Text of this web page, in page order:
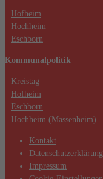
Hofheim
Hochheim
Eschborn
Kommunalpolitik
Kreistag
Hofheim
Eschborn
Hochheim (Massenheim)
Kontakt
Datenschutzerklärung
Impressum